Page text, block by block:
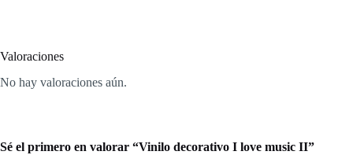
Valoraciones
No hay valoraciones aún.
Sé el primero en valorar “Vinilo decorativo I love music II”